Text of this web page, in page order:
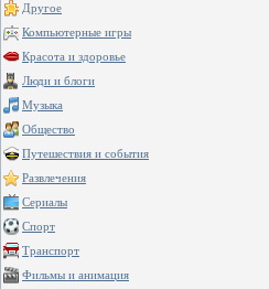
Другое
Компьютерные игры
Красота и здоровье
Люди и блоги
Музыка
Общество
Путешествия и события
Развлечения
Сериалы
Спорт
Транспорт
Фильмы и анимация